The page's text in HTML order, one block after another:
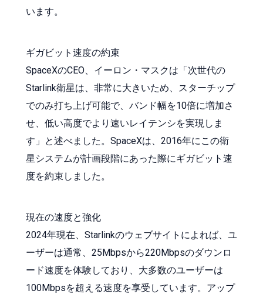
います。
ギガビット速度の約束
SpaceXのCEO、イーロン・マスクは「次世代の
Starlink衛星は、非常に大きいため、スターチップ
でのみ打ち上げ可能で、バンド幅を10倍に増加さ
せ、低い高度でより速いレイテンシを実現しま
す」と述べました。SpaceXは、2016年にこの衛
星システムが計画段階にあった際にギガビット速
度を約束しました。
現在の速度と強化
2024年現在、Starlinkのウェブサイトによれば、ユ
ーザーは通常、25Mbpsから220Mbpsのダウンロ
ード速度を体験しており、大多数のユーザーは
100Mbpsを超える速度を享受しています。アップ